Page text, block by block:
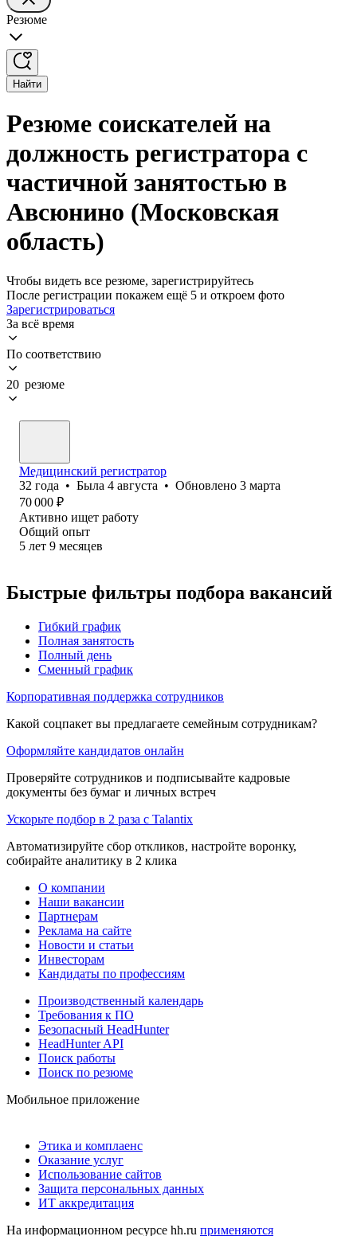
Резюме
Найти
Резюме соискателей на
должность регистратора с
частичной занятостью в
Авсюнино (Московская
область)
Чтобы видеть все резюме, зарегистрируйтесь
После регистрации покажем ещё 5 и откроем фото
Зарегистрироваться
За всё время
По соответствию
20 резюме
Медицинский регистратор
32 года • Была 4 августа • Обновлено 3 марта
70 000 ₽
Активно ищет работу
Общий опыт
5 лет 9 месяцев
Быстрые фильтры подбора вакансий
Гибкий график
Полная занятость
Полный день
Сменный график
Корпоративная поддержка сотрудников
Какой соцпакет вы предлагаете семейным сотрудникам?
Оформляйте кандидатов онлайн
Проверяйте сотрудников и подписывайте кадровые
документы без бумаг и личных встреч
Ускорьте подбор в 2 раза с Talantix
Автоматизируйте сбор откликов, настройте воронку,
собирайте аналитику в 2 клика
О компании
Наши вакансии
Партнерам
Реклама на сайте
Новости и статьи
Инвесторам
Кандидаты по профессиям
Производственный календарь
Требования к ПО
Безопасный HeadHunter
HeadHunter API
Поиск работы
Поиск по резюме
Мобильное приложение
Этика и комплаенс
Оказание услуг
Использование сайтов
Защита персональных данных
ИТ аккредитация
На информационном ресурсе hh.ru применяются